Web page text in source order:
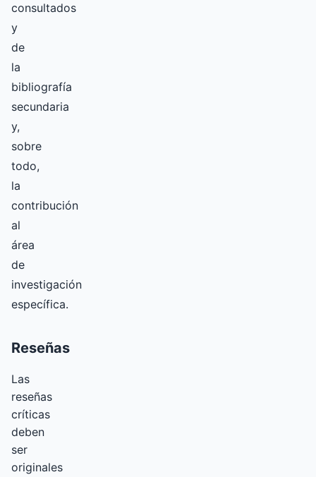
consultados
y
de
la
bibliografía
secundaria
y,
sobre
todo,
la
contribución
al
área
de
investigación
específica.
Reseñas
Las
reseñas
críticas
deben
ser
originales